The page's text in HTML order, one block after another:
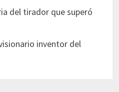
del tirador que superó
inventor del